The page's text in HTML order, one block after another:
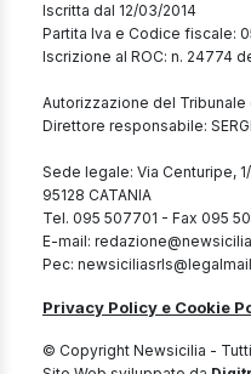
Iscritta dal 12/03/2014
Partita Iva e Codice fiscale:
Iscrizione al ROC: n. 24774
Autorizzazione del Tribunale
Direttore responsabile:
Sede legale: Via Centuripe,
95128 CATANIA
Tel. 095 507701 - Fax 095
E-mail:
Pec:
Privacy Policy e Cookie
© Copyright Newsicilia -